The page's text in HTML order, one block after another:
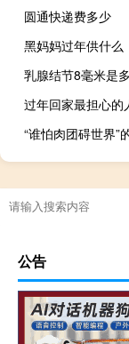
圆通快递费多少
黑妈妈过年供什么
乳腺结节8毫米是
过年回家最担心的
“谁怕肉团碍世界”
公告